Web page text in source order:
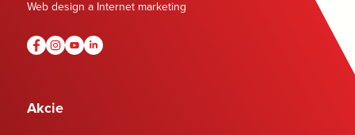
Web design a Internet marketing
Akcie